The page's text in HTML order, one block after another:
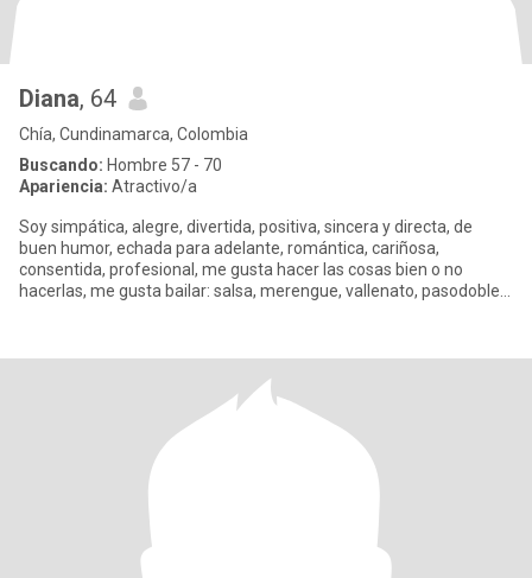
Diana, 64
Chía, Cundinamarca, Colombia
Buscando: Hombre 57 - 70
Apariencia: Atractivo/a
Soy simpática, alegre, divertida, positiva, sincera y directa, de
buen humor, echada para adelante, romántica, cariñosa,
consentida, profesional, me gusta hacer las cosas bien o no
hacerlas, me gusta bailar: salsa, merengue, vallenato, pasodobles,